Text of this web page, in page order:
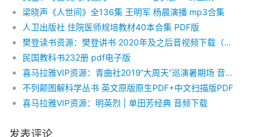
梁晓声《人世间》全136集 王明军 杨晨演播 mp3合集
人卫出版社 住院医师规培教材40本合集 PDF版
樊登读书资源：樊登讲书 2020年及之后音视频下载（已更新至2022.07.23）
民国教科书232册 pdf电子版
喜马拉雅VIP资源：青曲社2019“大周天”巡演暑期场 音频下载
不列颠图解科学丛书 英文原版原生PDF+中文扫描版PDF
喜马拉雅VIP资源：明英烈 | 单田芳经典 音频下载